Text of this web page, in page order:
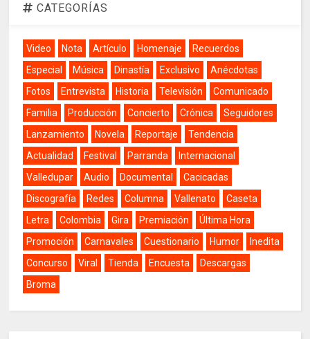
CATEGORÍAS
Video Nota Artículo Homenaje
Recuerdos
Especial
Música Dinastía Exclusivo
Anécdotas
Fotos
Entrevista Historia Televisión
Comunicado
Familia
Producción Concierto Crónica
Seguidores
Lanzamiento
Novela Reportaje
Tendencia
Actualidad
Festival Parranda
Internacional
Valledupar
Audio Documental
Cacicadas
Discografía
Redes Columna Vallenato
Caseta
Letra
Colombia Gira Premiación
Última Hora
Promoción
Carnavales Cuestionario Humor
Inedita
Concurso
Viral Tienda Encuesta
Descargas
Broma